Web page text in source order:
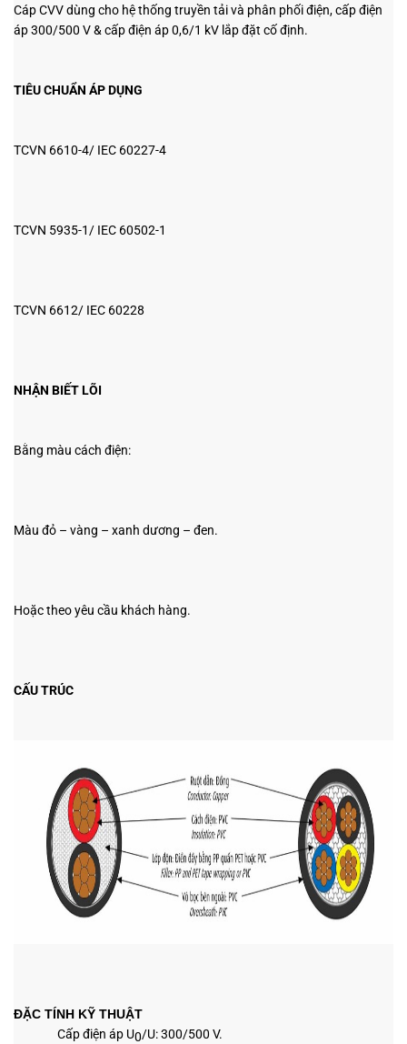
Cáp CVV dùng cho hệ thống truyền tải và phân phối điện, cấp điện
áp 300/500 V & cấp điện áp 0,6/1 kV lắp đặt cố định.
TIÊU CHUẨN ÁP DỤNG
TCVN 6610-4/ IEC 60227-4
TCVN 5935-1/ IEC 60502-1
TCVN 6612/ IEC 60228
NHẬN BIẾT LÕI
Bằng màu cách điện:
Màu đỏ – vàng – xanh dương – đen.
Hoặc theo yêu cầu khách hàng.
CẤU TRÚC
ĐẶC TÍNH KỸ THUẬT
Cấp điện áp U0/U: 300/500 V.